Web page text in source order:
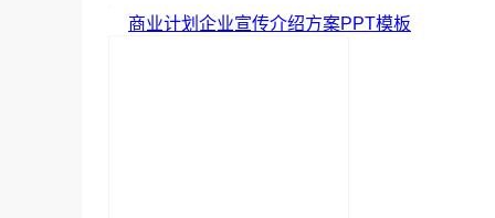
商业计划企业宣传介绍方案PPT模板